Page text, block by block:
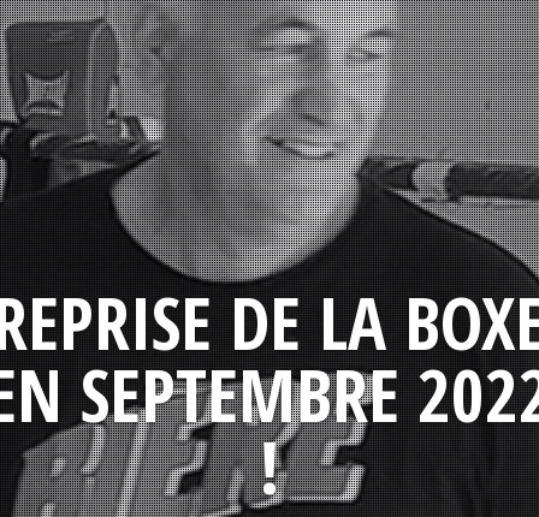
DE LA
SEPTEMBRE
!